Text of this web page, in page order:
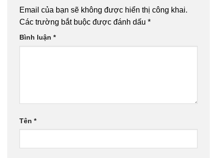
Email của bạn sẽ không được hiển thị công khai.
Các trường bắt buộc được đánh dấu *
Bình luận *
Tên *